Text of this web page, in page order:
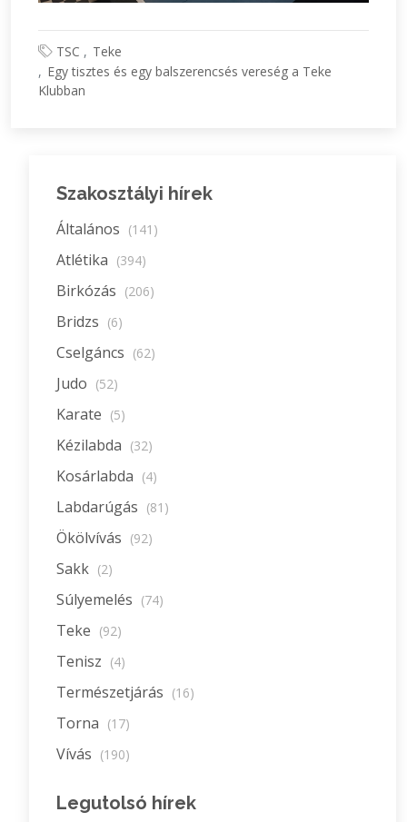
TSC
Teke
Egy tisztes és egy balszerencsés vereség a Teke
Klubban
Szakosztályi hírek
Általános (141)
Atlétika (394)
Birkózás (206)
Bridzs (6)
Cselgáncs (62)
Judo (52)
Karate (5)
Kézilabda (32)
Kosárlabda (4)
Labdarúgás (81)
Ökölvívás (92)
Sakk (2)
Súlyemelés (74)
Teke (92)
Tenisz (4)
Természetjárás (16)
Torna (17)
Vívás (190)
Legutolsó hírek